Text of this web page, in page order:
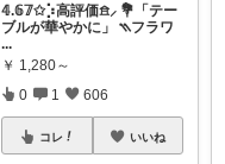
𝟜.𝟞𝟟✩⡱高評価𖠿⸝ 💐「テー
ブルが華やかに」 ⳹フラワ
...
￥ 1,280～
0 1 606
コレ いいね